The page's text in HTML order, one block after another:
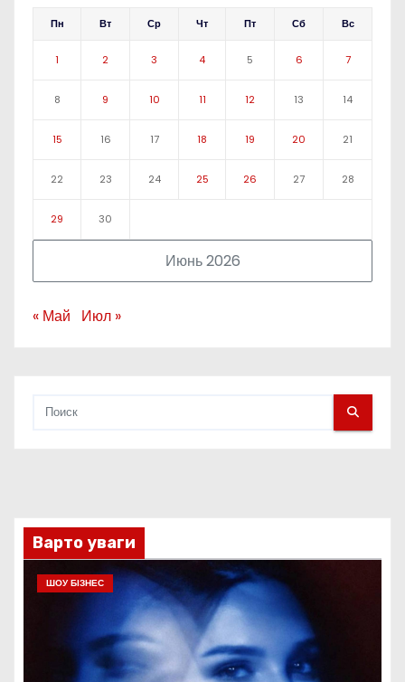
Июнь 2026
Пн Вт Ср Чт Пт Сб Вс
1 2 3 4 5 6 7
8 9 10 11 12 13 14
15 16 17 18 19 20 21
22 23 24 25 26 27 28
29 30
« Май Июл »
Варто уваги
ШОУ БІЗНЕС